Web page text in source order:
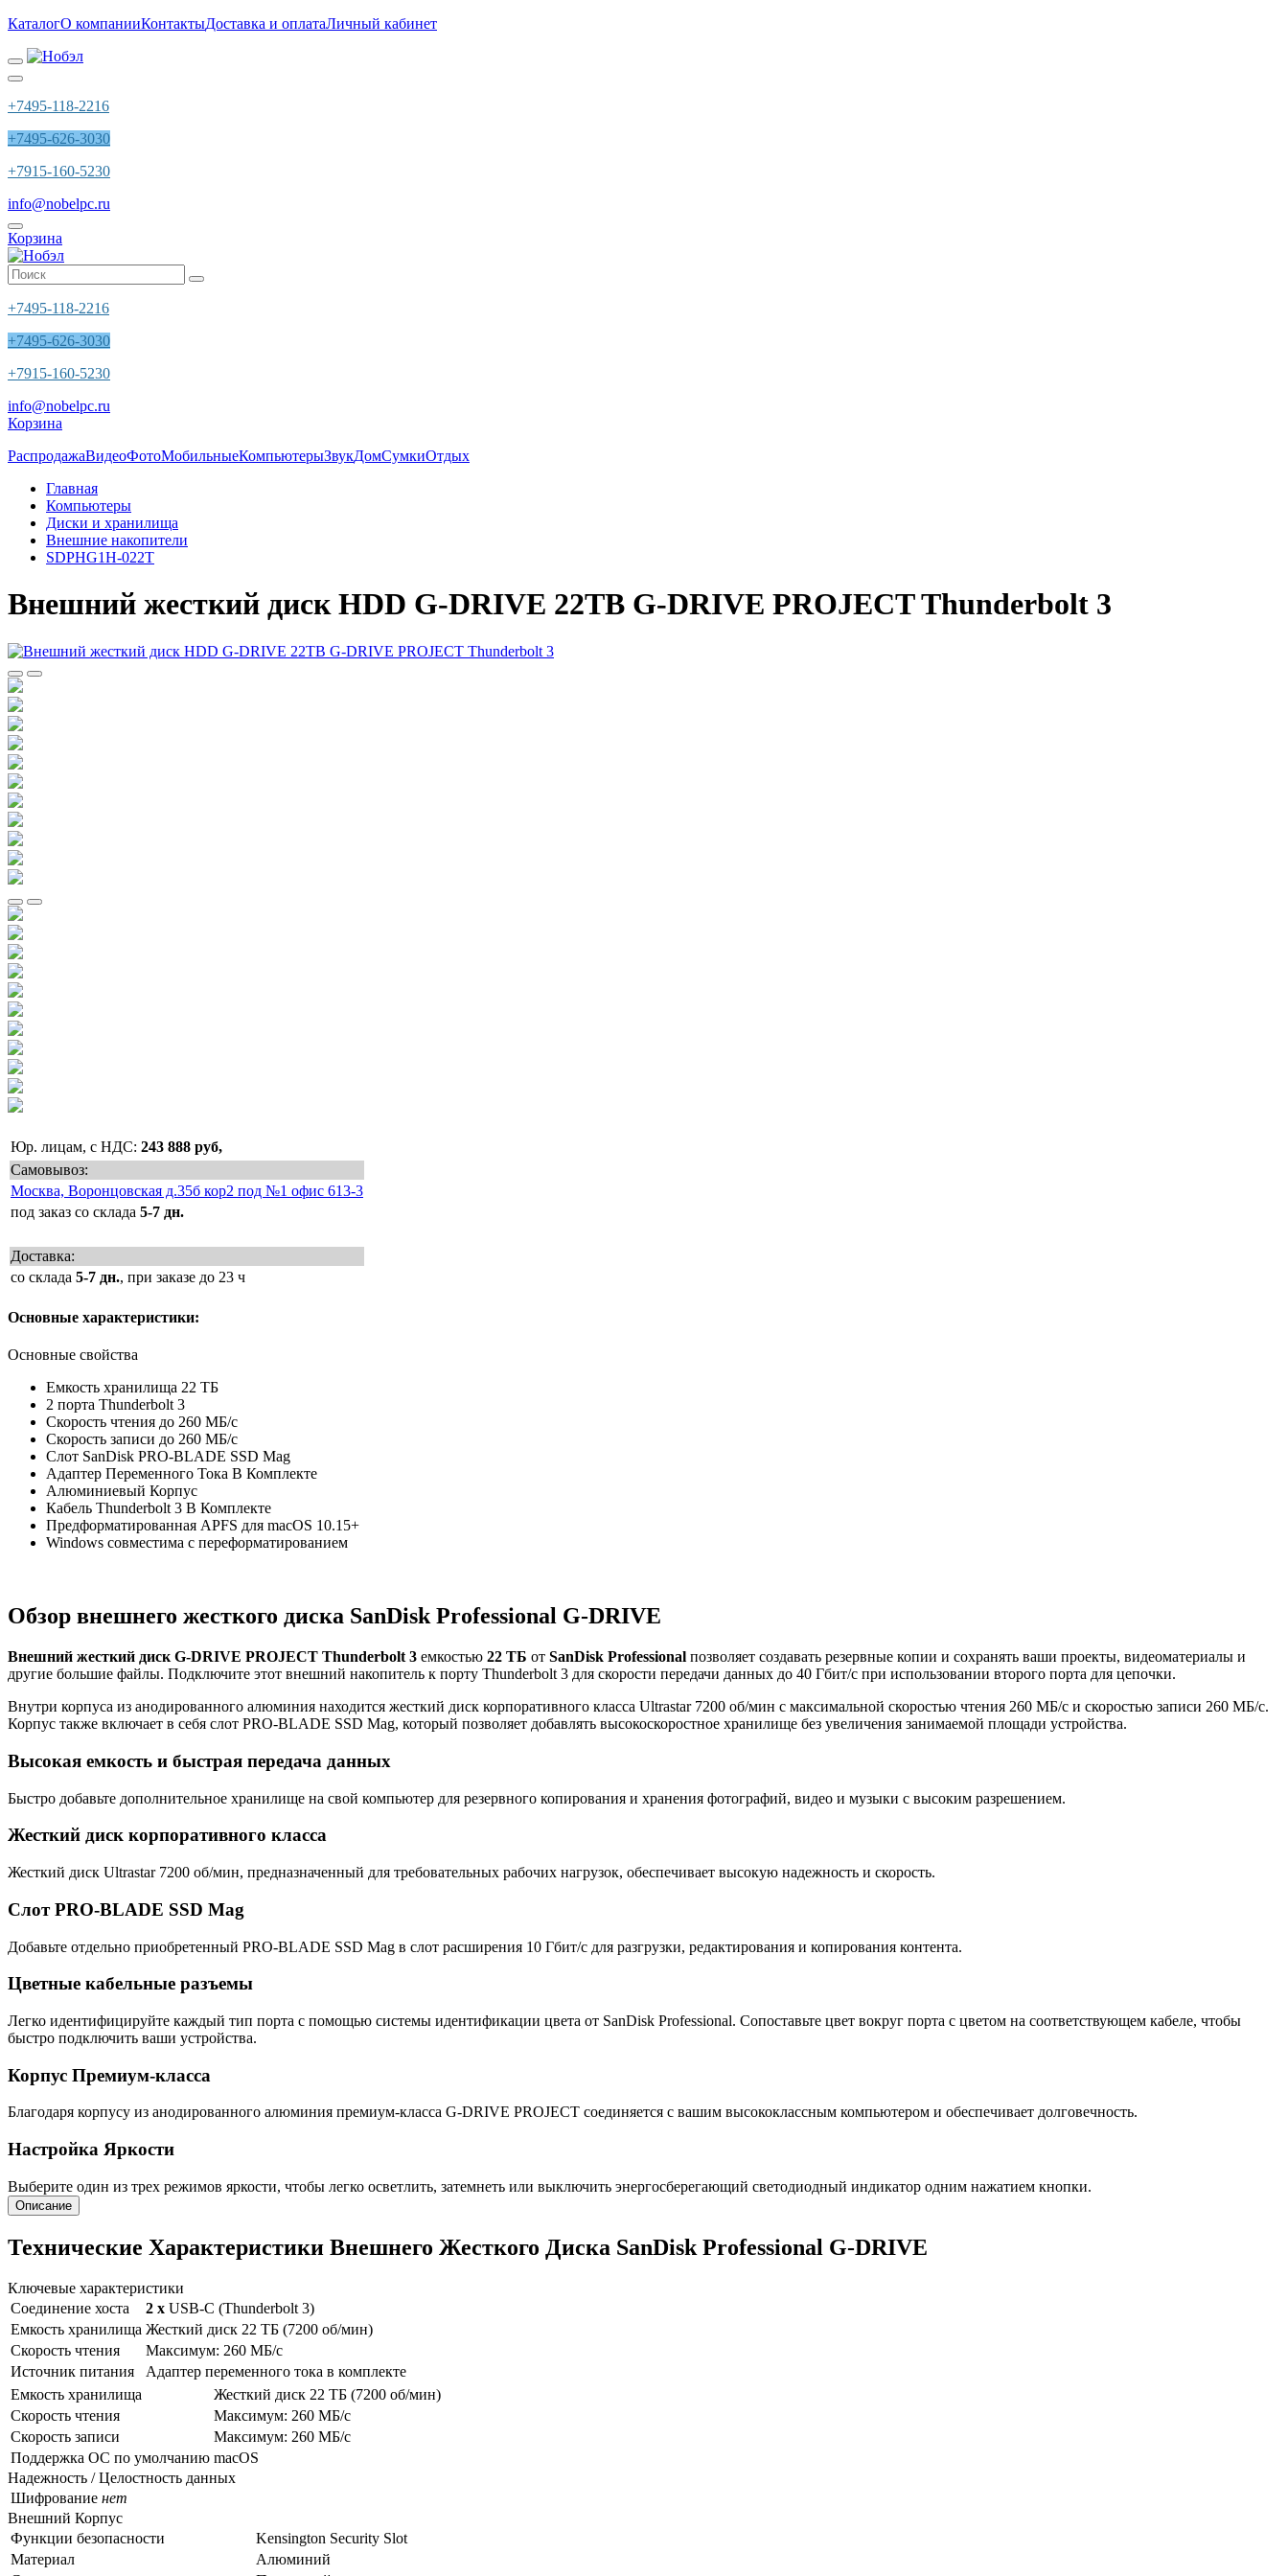
КаталогО компанииКонтактыДоставка и оплатаЛичный кабинет
+7495-118-2216
+7495-626-3030
+7915-160-5230
info@nobelpc.ru
Корзина
+7495-118-2216
+7495-626-3030
+7915-160-5230
info@nobelpc.ru
Корзина
РаспродажаВидеоФотоМобильныеКомпьютерыЗвукДомСумкиОтдых
Главная
Компьютеры
Диски и хранилища
Внешние накопители
SDPHG1H-022T
Внешний жесткий диск HDD G-DRIVE 22TB G-DRIVE PROJECT Thunderbolt 3
Юр. лицам, с НДС: 243 888 руб,
Самовывоз:
Москва, Воронцовская д.35б кор2 под №1 офис 613-3
под заказ со склада 5-7 дн.
Доставка:
со склада 5-7 дн., при заказе до 23 ч
Основные характеристики:
Основные свойства
Емкость хранилища 22 ТБ
2 порта Thunderbolt 3
Скорость чтения до 260 МБ/с
Скорость записи до 260 МБ/с
Слот SanDisk PRO-BLADE SSD Mag
Адаптер Переменного Тока В Комплекте
Алюминиевый Корпус
Кабель Thunderbolt 3 В Комплекте
Предформатированная APFS для macOS 10.15+
Windows совместима с переформатированием
Обзор внешнего жесткого диска SanDisk Professional G-DRIVE
Внешний жесткий диск G-DRIVE PROJECT Thunderbolt 3 емкостью 22 ТБ от SanDisk Professional позволяет создавать резервные копии и сохранять ваши проекты, видеоматериалы и
другие большие файлы. Подключите этот внешний накопитель к порту Thunderbolt 3 для скорости передачи данных до 40 Гбит/с при использовании второго порта для цепочки.
Внутри корпуса из анодированного алюминия находится жесткий диск корпоративного класса Ultrastar 7200 об/мин с максимальной скоростью чтения 260 МБ/с и скоростью записи 260 МБ/с.
Корпус также включает в себя слот PRO-BLADE SSD Mag, который позволяет добавлять высокоскоростное хранилище без увеличения занимаемой площади устройства.
Высокая емкость и быстрая передача данных
Быстро добавьте дополнительное хранилище на свой компьютер для резервного копирования и хранения фотографий, видео и музыки с высоким разрешением.
Жесткий диск корпоративного класса
Жесткий диск Ultrastar 7200 об/мин, предназначенный для требовательных рабочих нагрузок, обеспечивает высокую надежность и скорость.
Слот PRO-BLADE SSD Mag
Добавьте отдельно приобретенный PRO-BLADE SSD Mag в слот расширения 10 Гбит/с для разгрузки, редактирования и копирования контента.
Цветные кабельные разъемы
Легко идентифицируйте каждый тип порта с помощью системы идентификации цвета от SanDisk Professional. Сопоставьте цвет вокруг порта с цветом на соответствующем кабеле, чтобы
быстро подключить ваши устройства.
Корпус Премиум-класса
Благодаря корпусу из анодированного алюминия премиум-класса G-DRIVE PROJECT соединяется с вашим высококлассным компьютером и обеспечивает долговечность.
Настройка Яркости
Выберите один из трех режимов яркости, чтобы легко осветлить, затемнеть или выключить энергосберегающий светодиодный индикатор одним нажатием кнопки.
Описание
Технические Характеристики Внешнего Жесткого Диска SanDisk Professional G-DRIVE
Ключевые характеристики
Соединение хоста
2 x USB-C (Thunderbolt 3)
Емкость хранилища Жесткий диск 22 ТБ (7200 об/мин)
Скорость чтения
Максимум: 260 МБ/с
Источник питания
Адаптер переменного тока в комплекте
Емкость хранилища
Жесткий диск 22 ТБ (7200 об/мин)
Скорость чтения
Максимум: 260 МБ/с
Скорость записи
Максимум: 260 МБ/с
Поддержка ОС по умолчанию macOS
Надежность / Целостность данных
Шифрование нет
Внешний Корпус
Функции безопасности
Kensington Security Slot
Материал
Алюминий